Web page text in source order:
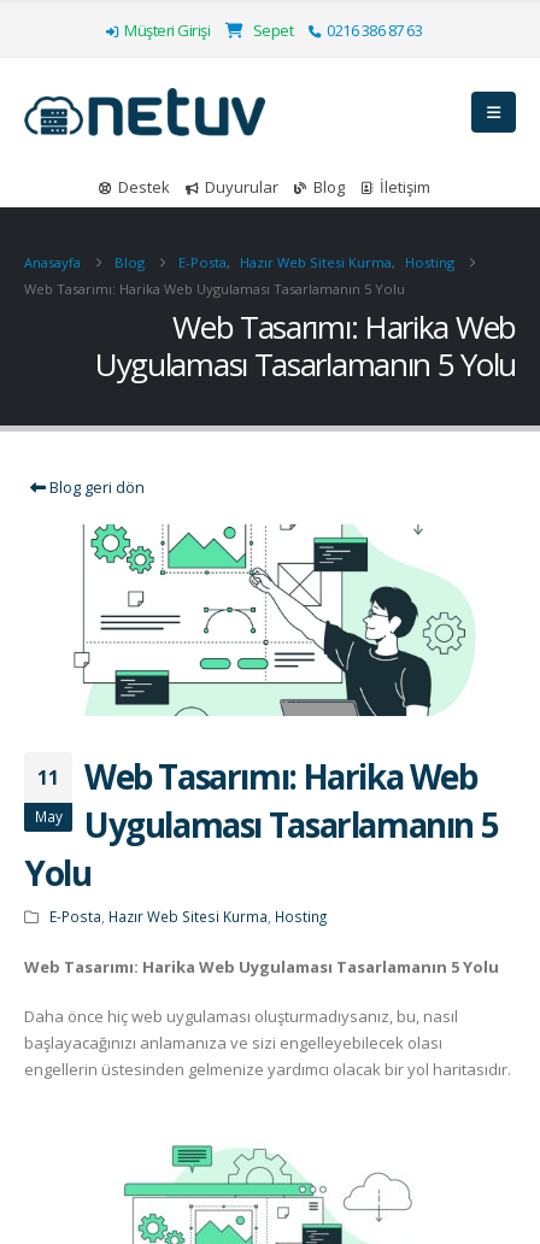
Müşteri Girişi Sepet 0216 386 87 63
Destek Duyurular Blog İletişim
Anasayfa Blog E-Posta, Hazır Web Sitesi Kurma,
Hosting
Web Tasarımı: Harika Web Uygulaması Tasarlamanın 5 Yolu
Web Tasarımı: Harika Web
Uygulaması Tasarlamanın 5 Yolu
Blog geri dön
11
May
Web Tasarımı: Harika Web
Uygulaması Tasarlamanın 5
Yolu
E-Posta, Hazır Web Sitesi Kurma, Hosting
Web Tasarımı: Harika Web Uygulaması Tasarlamanın 5 Yolu
Daha önce hiç web uygulaması oluşturmadıysanız, bu, nasıl
başlayacağınızı anlamanıza ve sizi engelleyebilecek olası
engellerin üstesinden gelmenize yardımcı olacak bir yol haritasıdır.